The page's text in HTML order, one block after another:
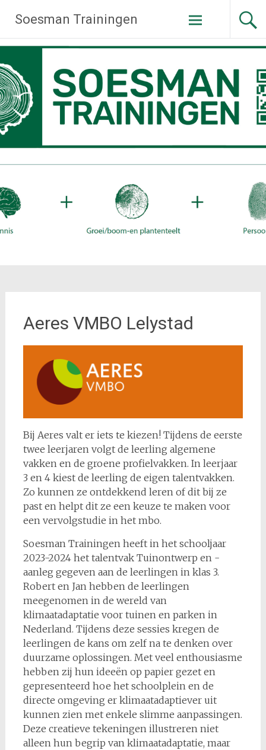
naar
de
inhoud
Soesman Trainingen
Aeres VMBO Lelystad
Bij Aeres valt er iets te kiezen! Tijdens de eerste
twee leerjaren volgt de leerling algemene
vakken en de groene profielvakken. In leerjaar
3 en 4 kiest de leerling de eigen talentvakken.
Zo kunnen ze ontdekkend leren of dit bij ze
past en helpt dit ze een keuze te maken voor
een vervolgstudie in het mbo.
Soesman Trainingen heeft in het schooljaar
2023-2024 het talentvak Tuinontwerp en -
aanleg gegeven aan de leerlingen in klas 3.
Robert en Jan hebben de leerlingen
meegenomen in de wereld van
klimaatadaptatie voor tuinen en parken in
Nederland. Tijdens deze sessies kregen de
leerlingen de kans om zelf na te denken over
duurzame oplossingen. Met veel enthousiasme
hebben zij hun ideeën op papier gezet en
gepresenteerd hoe het schoolplein en de
directe omgeving er klimaatadaptiever uit
kunnen zien met enkele slimme aanpassingen.
Deze creatieve tekeningen illustreren niet
alleen hun begrip van klimaatadaptatie, maar